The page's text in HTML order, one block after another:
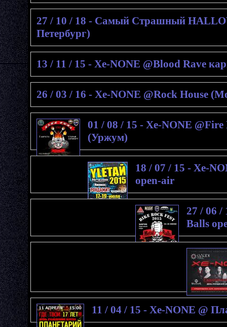
27 / 10 / 18 - Самый Страшный
Петербург)
13 / 11 / 15 - Xe-NONE @Blood Rave
26 / 03 / 16 - Xe-NONE @Rock House
01 / 08 / 15 - Xe-NONE
(Уржум)
18 / 07 / 15 - Xe-
open-air
27 / 06 /
Balls
11 / 04 / 15 - Xe-NONE @